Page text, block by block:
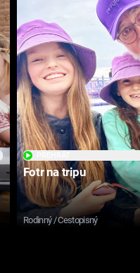
Fotr na tripu
Rodinný / Cestopisný